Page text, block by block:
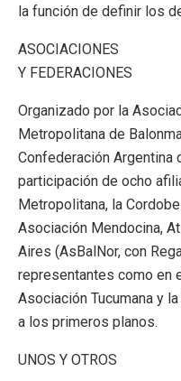
la función de definir los
ASOCIACIONES
Y FEDERACIONES
Organizado por la
Metropolitana de
Confederación Argentina
participación de ocho
Metropolitana, la
Asociación Mendocina,
Aires (AsBalNor, con
representantes como en
Asociación Tucumana y
a los primeros planos.
UNOS Y OTROS